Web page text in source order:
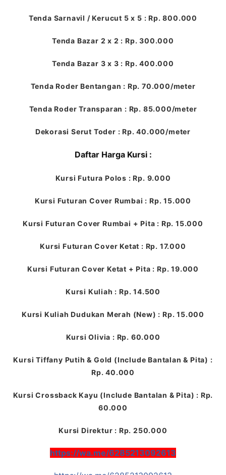
Tenda Sarnavil / Kerucut 5 x 5 : Rp. 800.000
Tenda Bazar 2 x 2 : Rp. 300.000
Tenda Bazar 3 x 3 : Rp. 400.000
Tenda Roder Bentangan : Rp. 70.000/meter
Tenda Roder Transparan : Rp. 85.000/meter
Dekorasi Serut Toder : Rp. 40.000/meter
Daftar Harga Kursi :
Kursi Futura Polos : Rp. 9.000
Kursi Futuran Cover Rumbai : Rp. 15.000
Kursi Futuran Cover Rumbai + Pita : Rp. 15.000
Kursi Futuran Cover Ketat : Rp. 17.000
Kursi Futuran Cover Ketat + Pita : Rp. 19.000
Kursi Kuliah : Rp. 14.500
Kursi Kuliah Dudukan Merah (New) : Rp. 15.000
Kursi Olivia : Rp. 60.000
Kursi Tiffany Putih & Gold (Include Bantalan & Pita) :
Rp. 40.000
Kursi Crossback Kayu (Include Bantalan & Pita) : Rp.
60.000
Kursi Direktur : Rp. 250.000
https://wa.me/6285213092613